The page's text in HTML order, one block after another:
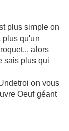
plus simple on
plus qu'un
alors
sais plus qui
on vous
Oeuf géant